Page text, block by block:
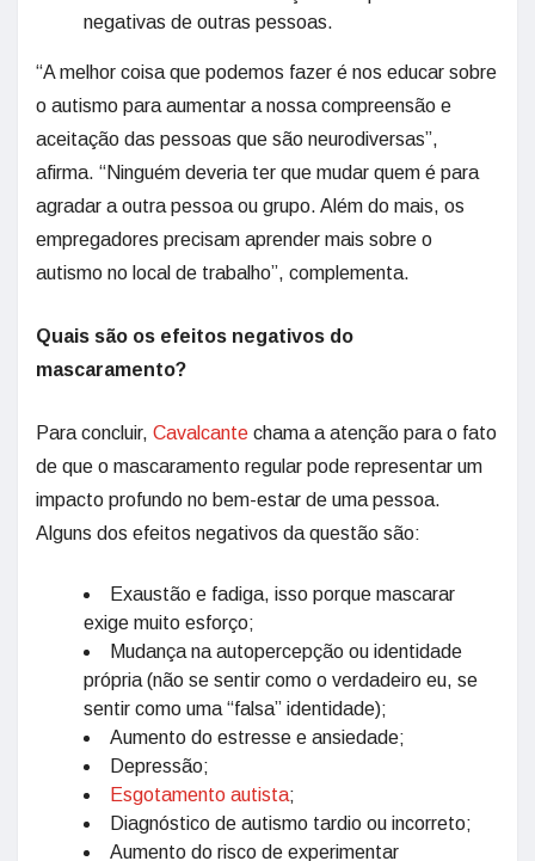
negativas de outras pessoas.
“A melhor coisa que podemos fazer é nos educar sobre
o autismo para aumentar a nossa compreensão e
aceitação das pessoas que são neurodiversas”,
afirma. “Ninguém deveria ter que mudar quem é para
agradar a outra pessoa ou grupo. Além do mais, os
empregadores precisam aprender mais sobre o
autismo no local de trabalho”, complementa.
Quais são os efeitos negativos do
mascaramento?
Para concluir, Cavalcante chama a atenção para o fato
de que o mascaramento regular pode representar um
impacto profundo no bem-estar de uma pessoa.
Alguns dos efeitos negativos da questão são:
Exaustão e fadiga, isso porque mascarar
exige muito esforço;
Mudança na autopercepção ou identidade
própria (não se sentir como o verdadeiro eu, se
sentir como uma “falsa” identidade);
Aumento do estresse e ansiedade;
Depressão;
Esgotamento autista;
Diagnóstico de autismo tardio ou incorreto;
Aumento do risco de experimentar